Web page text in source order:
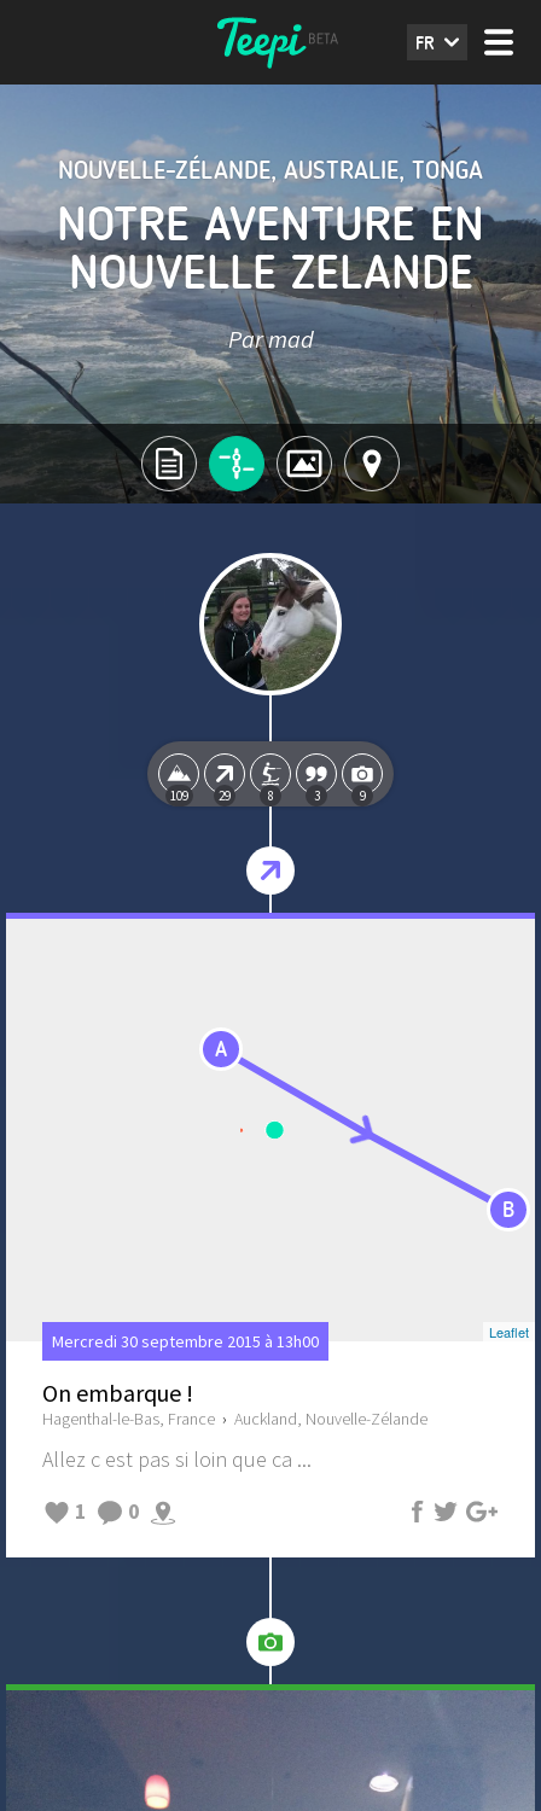
FR
NOUVELLE-ZÉLANDE, AUSTRALIE, TONGA
NOTRE AVENTURE EN
NOUVELLE ZELANDE
Par mad
109 29 8 3 9
A
B
Leaflet
Mercredi 30 septembre 2015 à 13h00
On embarque !
Hagenthal-le-Bas, France › Auckland, Nouvelle-Zélande
Allez c est pas si loin que ca ...
1
0